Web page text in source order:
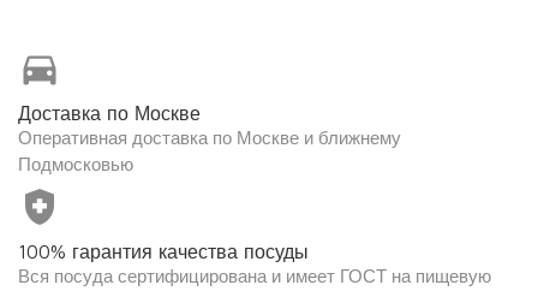
directions_car
Доставка по Москве
Оперативная доставка по Москве и ближнему
Подмосковью
health_and_safety
100% гарантия качества посуды
Вся посуда сертифицирована и имеет ГОСТ на пищевую